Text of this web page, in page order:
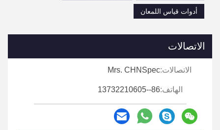
أدوات قياس اللمعان
الاتصالات
الاتصالات:Mrs. CHNSpec
الهاتف:86--13732210605